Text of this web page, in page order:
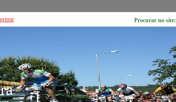
Procurar no site: